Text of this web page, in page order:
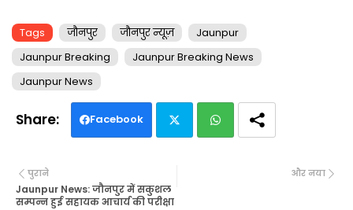
Tags जौनपुर जौनपुर न्यूज़
Jaunpur
Jaunpur Breaking
Jaunpur Breaking News
Jaunpur News
Facebook
tte
और नया
पुराने
Jaunpur News: जौनपुर में सकुशल
सम्पन्न हुई सहायक आचार्य की परीक्षा